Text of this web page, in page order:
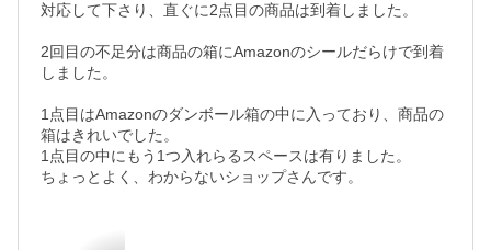
対応して下さり、直ぐに2点目の商品は到着しました。
2回目の不足分は商品の箱にAmazonのシールだらけで到着
しました。
1点目はAmazonのダンボール箱の中に入っており、商品の
箱はきれいでした。
1点目の中にもう1つ入れらるスペースは有りました。
ちょっとよく、わからないショップさんです。